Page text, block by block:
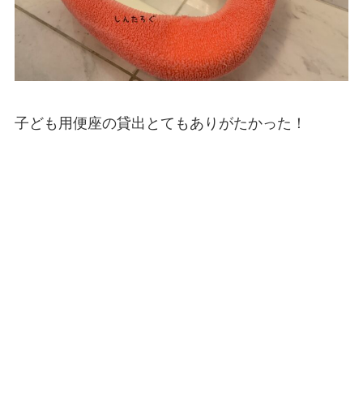
子ども用便座の貸出とてもありがたかった！